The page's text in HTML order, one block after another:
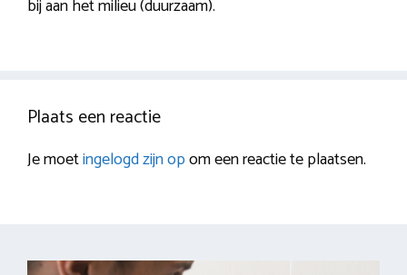
bij aan het milieu (duurzaam).
Plaats een reactie
Je moetingelogd zijn opom een reactie te plaatsen.